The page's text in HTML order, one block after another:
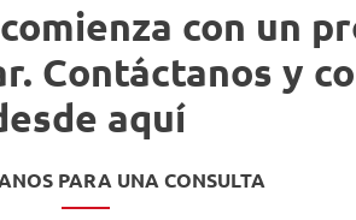
con un
Contáctanos y
aquí
PARA UNA CONSULTA